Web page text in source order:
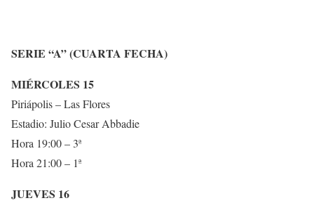
SERIE “A” (CUARTA FECHA)
MIÉRCOLES 15
Piriápolis – Las Flores
Estadio: Julio Cesar Abbadie
Hora 19:00 – 3ª
Hora 21:00 – 1ª
JUEVES 16